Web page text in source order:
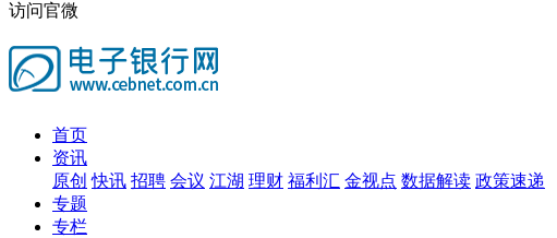
访问官微
首页
资讯
原创 快讯 招聘 会议 江湖 理财 福利汇 金视点 数据解读 政策速递
专题
专栏